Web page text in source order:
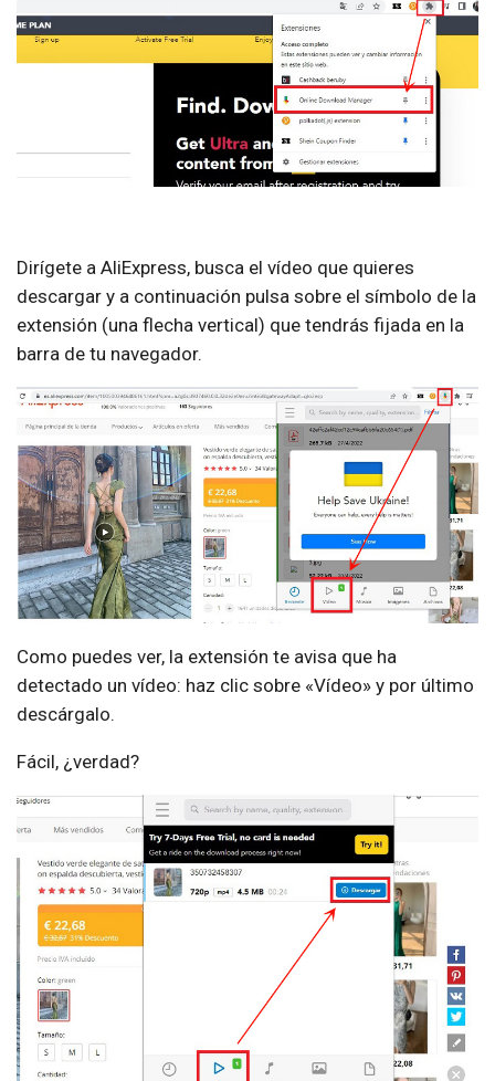
Dirígete a AliExpress, busca el vídeo que quieres
descargar y a continuación pulsa sobre el símbolo de la
extensión (una flecha vertical) que tendrás fijada en la
barra de tu navegador.
Como puedes ver, la extensión te avisa que ha
detectado un vídeo: haz clic sobre «Vídeo» y por último
descárgalo.
Fácil, ¿verdad?